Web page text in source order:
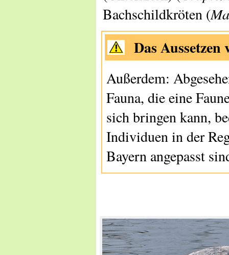
Bachschildkröten (
Das
Außerdem:
Fauna, die eine
sich bringen kann,
Individuen in der
Bayern angepasst